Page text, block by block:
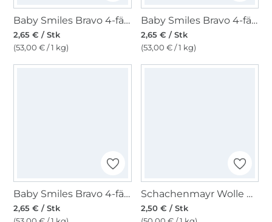
Baby Smiles Bravo 4-fädig, grau
2,65 € / Stk
(53,00 € / 1 kg)
Baby Smiles Bravo 4-fädig, jeansblau
2,65 € / Stk
(53,00 € / 1 kg)
Baby Smiles Bravo 4-fädig, sonne
2,65 € / Stk
Schachenmayr Wolle Bravo uni 50 g mintblau
2,50 € / Stk